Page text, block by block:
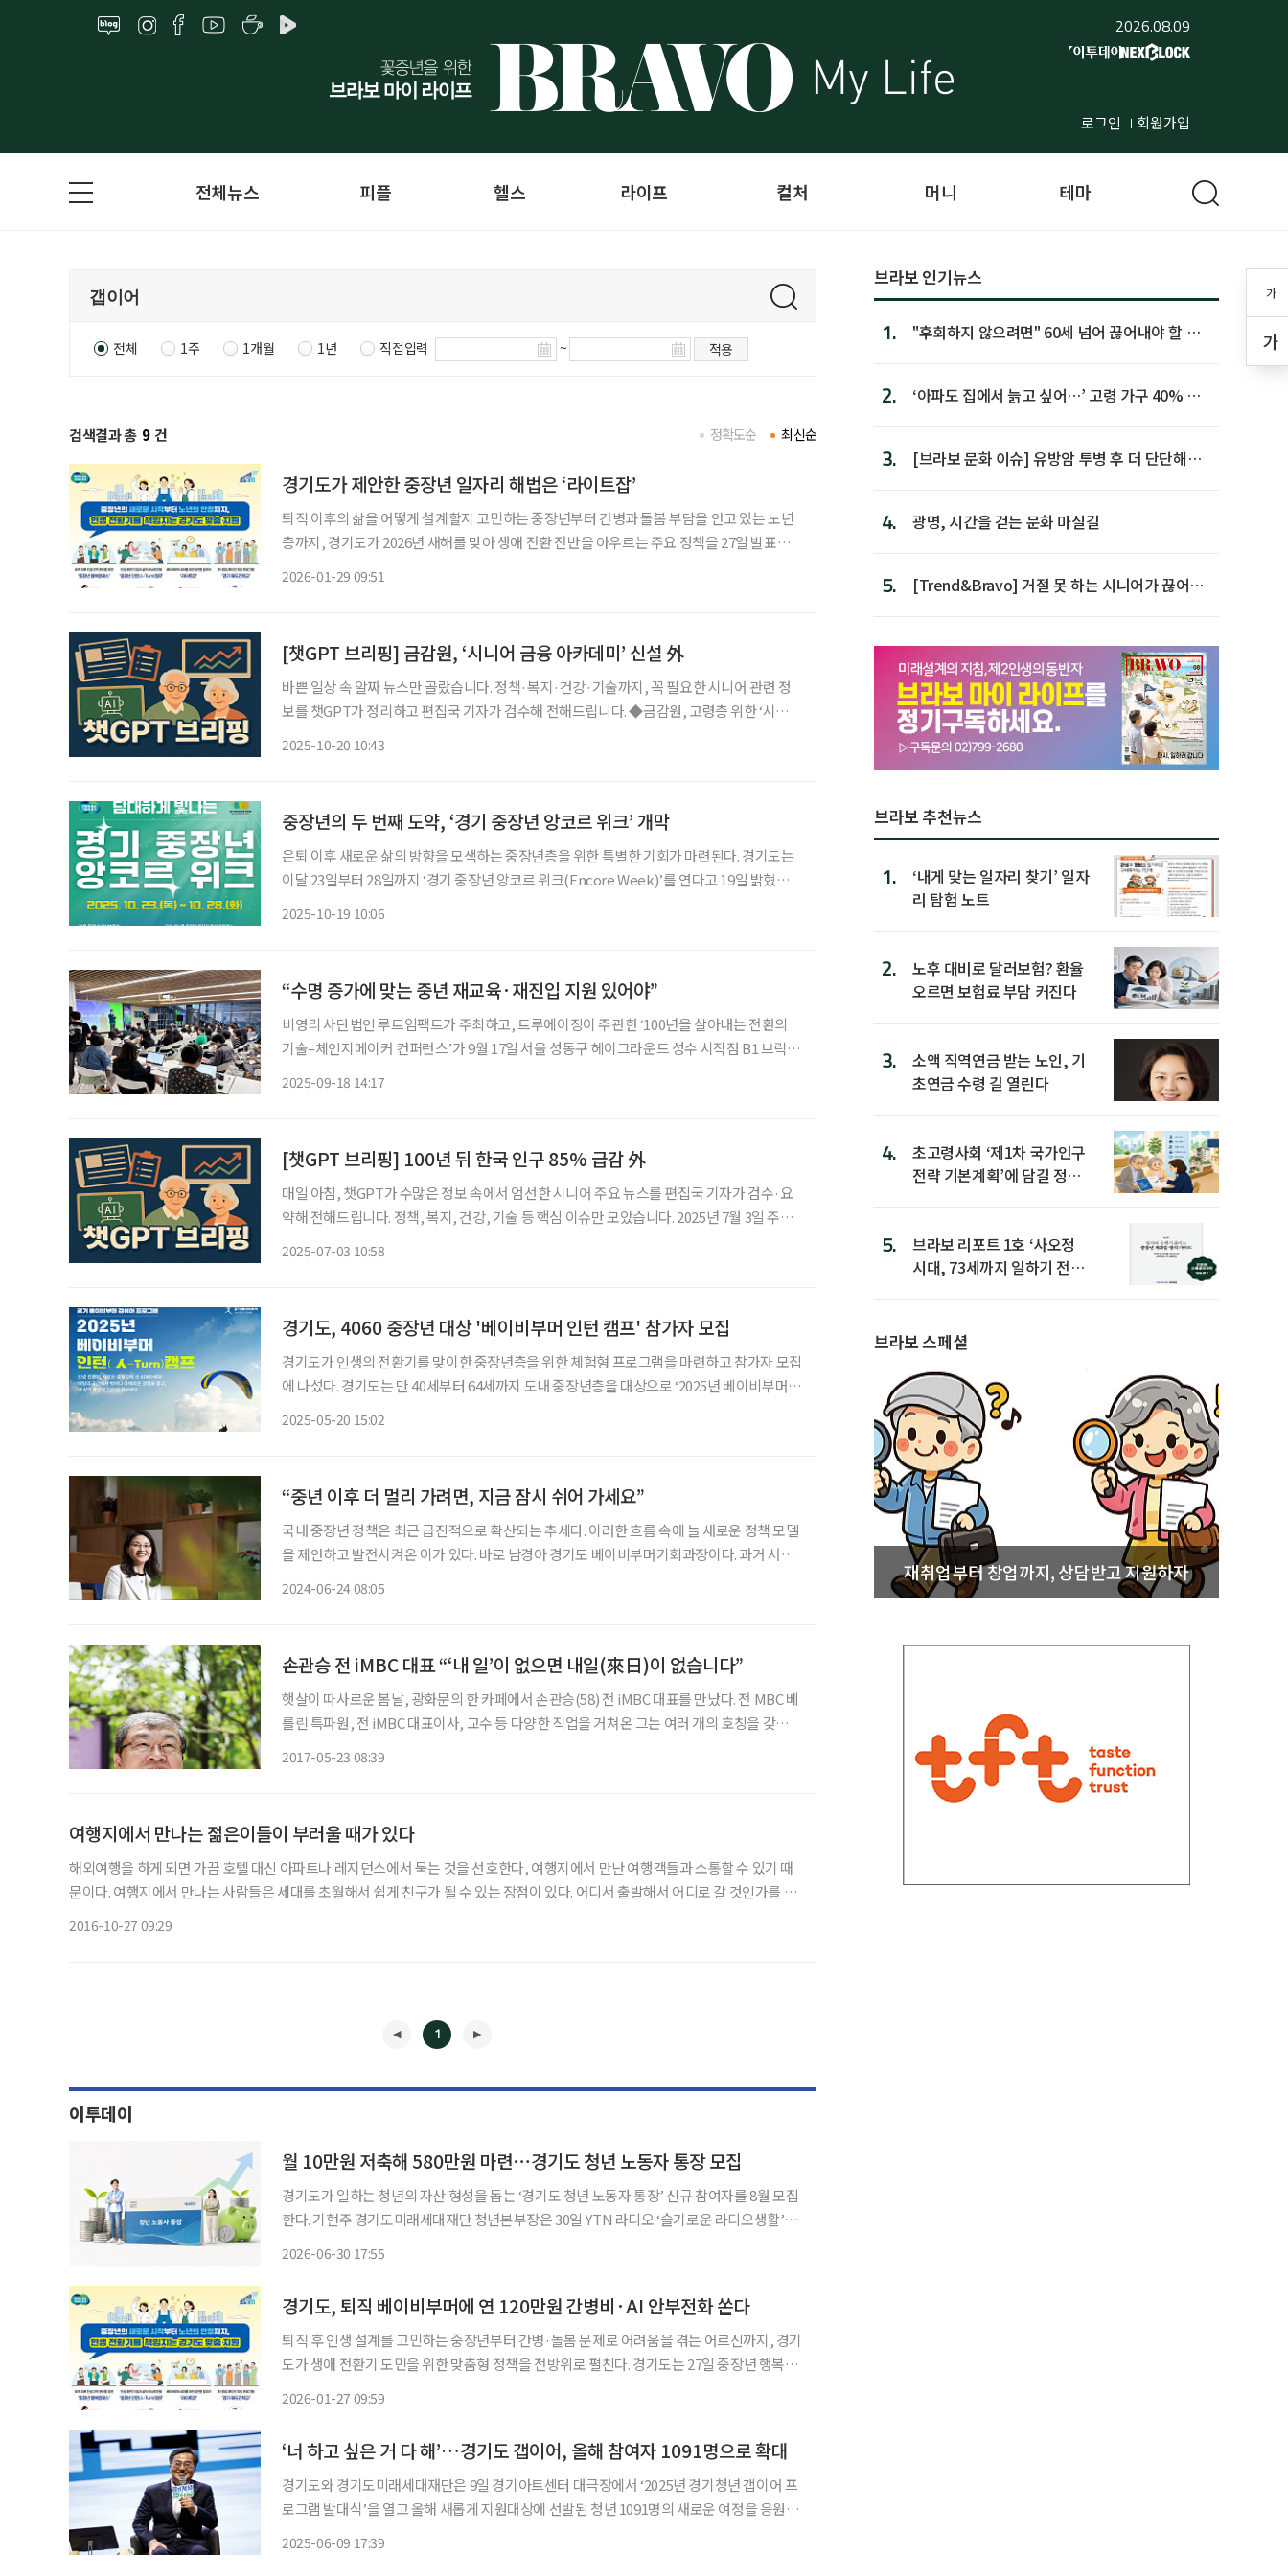
2026.08.09
로그인 회원가입
가
가
전체뉴스 피플 헬스 라이프 컬처 머니 테마
전체 1주 1개월 1년 직접입력 ~ 적용
검색결과 총 9 건 최신순
정확도순
경기도가 제안한 중장년 일자리 해법은 ‘라이트잡’
퇴직 이후의 삶을 어떻게 설계할지 고민하는 중장년부터 간병과 돌봄 부담을 안고 있는 노년
층까지, 경기도가 2026년 새해를 맞아 생애 전환 전반을 아우르는 주요 정책을 27일 발표했
2026-01-29 09:51
[챗GPT 브리핑] 금감원, ‘시니어 금융 아카데미’ 신설 外
바쁜 일상 속 알짜 뉴스만 골랐습니다. 정책·복지·건강·기술까지, 꼭 필요한 시니어 관련 정
보를 챗GPT가 정리하고 편집국 기자가 검수해 전해드립니다. ◆금감원, 고령층 위한 ‘시니어
2025-10-20 10:43
중장년의 두 번째 도약, ‘경기 중장년 앙코르 위크’ 개막
은퇴 이후 새로운 삶의 방향을 모색하는 중장년층을 위한 특별한 기회가 마련된다. 경기도는
이달 23일부터 28일까지 ‘경기 중장년 앙코르 위크(Encore Week)’를 연다고 19일 밝혔다.
2025-10-19 10:06
“수명 증가에 맞는 중년 재교육·재진입 지원 있어야”
비영리 사단법인 루트임팩트가 주최하고, 트루에이징이 주관한 ‘100년을 살아내는 전환의
기술–체인지메이커 컨퍼런스’가 9월 17일 서울 성동구 헤이그라운드 성수 시작점 B1 브릭스
2025-09-18 14:17
[챗GPT 브리핑] 100년 뒤 한국 인구 85% 급감 外
매일 아침, 챗GPT가 수많은 정보 속에서 엄선한 시니어 주요 뉴스를 편집국 기자가 검수·요
약해 전해드립니다. 정책, 복지, 건강, 기술 등 핵심 이슈만 모았습니다. 2025년 7월 3일 주요
2025-07-03 10:58
경기도, 4060 중장년 대상 '베이비부머 인턴 캠프' 참가자 모집
경기도가 인생의 전환기를 맞이한 중장년층을 위한 체험형 프로그램을 마련하고 참가자 모집
에 나섰다. 경기도는 만 40세부터 64세까지 도내 중장년층을 대상으로 ‘2025년 베이비부머
2025-05-20 15:02
“중년 이후 더 멀리 가려면, 지금 잠시 쉬어 가세요”
국내 중장년 정책은 최근 급진적으로 확산되는 추세다. 이러한 흐름 속에 늘 새로운 정책 모델
을 제안하고 발전시켜온 이가 있다. 바로 남경아 경기도 베이비부머기회과장이다. 과거 서울
2024-06-24 08:05
손관승 전 iMBC 대표 “‘내 일’이 없으면 내일(來日)이 없습니다”
햇살이 따사로운 봄날, 광화문의 한 카페에서 손관승(58) 전 iMBC 대표를 만났다. 전 MBC 베
를린 특파원, 전 iMBC 대표이사, 교수 등 다양한 직업을 거쳐온 그는 여러 개의 호칭을 갖고
2017-05-23 08:39
여행지에서 만나는 젊은이들이 부러울 때가 있다
해외여행을 하게 되면 가끔 호텔 대신 아파트나 레지던스에서 묵는 것을 선호한다, 여행지에서 만난 여행객들과 소통할 수 있기 때
문이다. 여행지에서 만나는 사람들은 세대를 초월해서 쉽게 친구가 될 수 있는 장점이 있다. 어디서 출발해서 어디로 갈 것인가를 묻
2016-10-27 09:29
1
이투데이
월 10만원 저축해 580만원 마련⋯경기도 청년 노동자 통장 모집
경기도가 일하는 청년의 자산 형성을 돕는 ‘경기도 청년 노동자 통장’ 신규 참여자를 8월 모집
한다. 기현주 경기도미래세대재단 청년본부장은 30일 YTN 라디오 ‘슬기로운 라디오생활’에
2026-06-30 17:55
경기도, 퇴직 베이비부머에 연 120만원 간병비·AI 안부전화 쏜다
퇴직 후 인생 설계를 고민하는 중장년부터 간병·돌봄 문제로 어려움을 겪는 어르신까지, 경기
도가 생애 전환기 도민을 위한 맞춤형 정책을 전방위로 펼친다. 경기도는 27일 중장년 행복캠
2026-01-27 09:59
‘너 하고 싶은 거 다 해’…경기도 갭이어, 올해 참여자 1091명으로 확대
경기도와 경기도미래세대재단은 9일 경기아트센터 대극장에서 ‘2025년 경기청년 갭이어 프
로그램 발대식’을 열고 올해 새롭게 지원대상에 선발된 청년 1091명의 새로운 여정을 응원했
2025-06-09 17:39
브라보 인기뉴스
1.
"후회하지 않으려면" 60세 넘어 끊어내야 할 사
2.
‘아파도 집에서 늙고 싶어…’ 고령 가구 40% 노
3.
[브라보 문화 이슈] 유방암 투병 후 더 단단해진
4. 광명, 시간을 걷는 문화 마실길
5.
[Trend&Bravo] 거절 못 하는 시니어가 끊어야
브라보 추천뉴스
1.
‘내게 맞는 일자리 찾기’ 일자
리 탐험 노트
2.
노후 대비로 달러보험? 환율
오르면 보험료 부담 커진다
3.
소액 직역연금 받는 노인, 기
초연금 수령 길 열린다
4.
초고령사회 ‘제1차 국가인구
전략 기본계획’에 담길 정책
5.
브라보 리포트 1호 ‘사오정
시대, 73세까지 일하기 전략’
브라보 스페셜
재취업부터 창업까지, 상담받고 지원하자